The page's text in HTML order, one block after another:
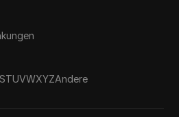
STUVWXYZAndere